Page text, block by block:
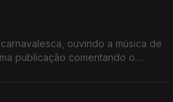
ouvindo a música de